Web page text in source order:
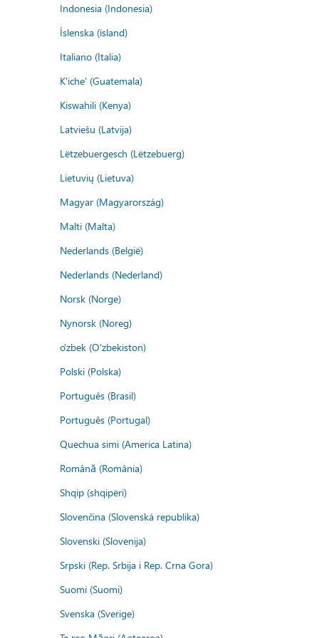
Indonesia (Indonesia)
Íslenska (ísland)
Italiano (Italia)
K'iche' (Guatemala)
Kiswahili (Kenya)
Latviešu (Latvija)
Lëtzebuergesch (Lëtzebuerg)
Lietuvių (Lietuva)
Magyar (Magyarország)
Malti (Malta)
Nederlands (België)
Nederlands (Nederland)
Norsk (Norge)
Nynorsk (Noreg)
o'zbek (O'zbekiston)
Polski (Polska)
Português (Brasil)
Português (Portugal)
Quechua simi (America Latina)
Română (România)
Shqip (shqipëri)
Slovenčina (Slovenská republika)
Slovenski (Slovenija)
Srpski (Rep. Srbija i Rep. Crna Gora)
Suomi (Suomi)
Svenska (Sverige)